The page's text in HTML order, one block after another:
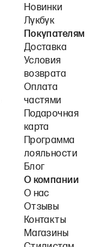
Новинки
Лукбук
Покупателям
Доставка
Условия
возврата
Оплата
частями
Подарочная
карта
Программа
лояльности
Блог
О компании
О нас
Отзывы
Контакты
Магазины